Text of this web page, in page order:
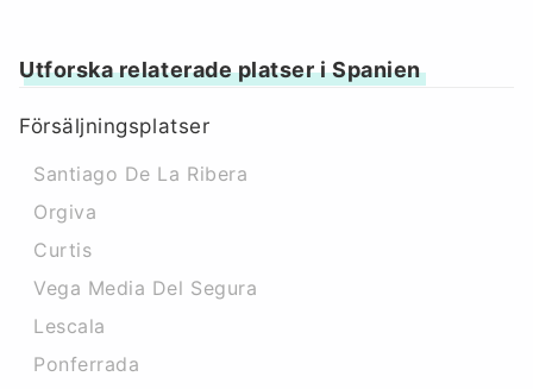
Utforska relaterade platser i Spanien
Försäljningsplatser
Santiago De La Ribera
Orgiva
Curtis
Vega Media Del Segura
Lescala
Ponferrada